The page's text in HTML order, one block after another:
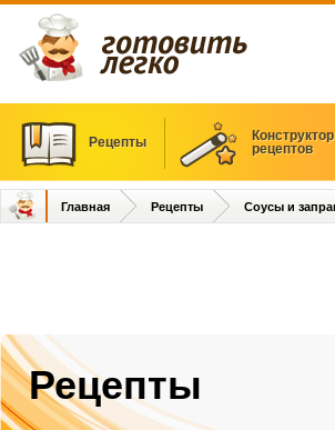
Рецепты
Конструктор
рецептов
Главная Рецепты Соусы и
Рецепты